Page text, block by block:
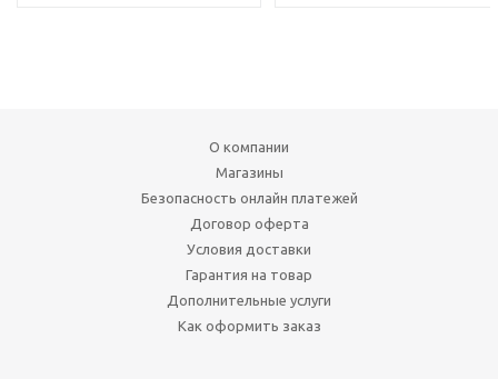
О компании
Магазины
Безопасность онлайн платежей
Договор оферта
Условия доставки
Гарантия на товар
Дополнительные услуги
Как оформить заказ